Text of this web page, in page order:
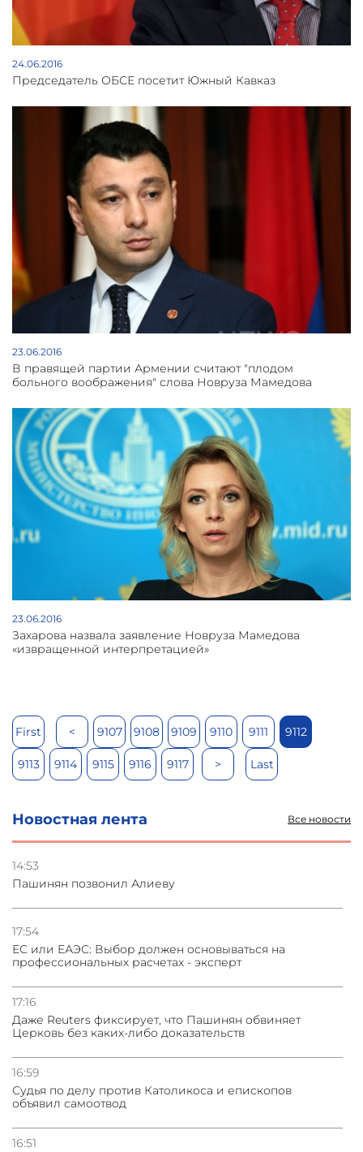
24.06.2016
Председатель ОБСЕ посетит Южный Кавказ
23.06.2016
В правящей партии Армении считают "плодом
больного воображения" слова Новруза Мамедова
23.06.2016
Захарова назвала заявление Новруза Мамедова
«извращенной интерпретацией»
First < 9107 9108 9109 9110 9111 9112
9113 9114 9115 9116 9117 > Last
Новостная лента Все новости
14:53
Пашинян позвонил Алиеву
17:54
ЕС или ЕАЭС: Выбор должен основываться на
профессиональных расчетах - эксперт
17:16
Даже Reuters фиксирует, что Пашинян обвиняет
Церковь без каких-либо доказательств
16:59
Судья по делу против Католикоса и епископов
объявил самоотвод
16:51